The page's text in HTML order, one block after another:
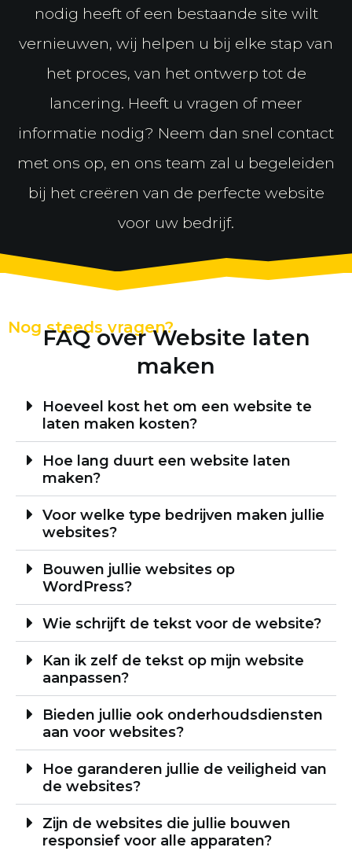
nodig heeft of een bestaande site wilt
vernieuwen, wij helpen u bij elke stap van
het proces, van het ontwerp tot de
lancering. Heeft u vragen of meer
informatie nodig? Neem dan snel contact
met ons op, en ons team zal u begeleiden
bij het creëren van de perfecte website
voor uw bedrijf.
Nog steeds vragen?
FAQ over Website laten
maken
Hoeveel kost het om een website te
laten maken kosten?
Hoe lang duurt een website laten
maken?
Voor welke type bedrijven maken jullie
websites?
Bouwen jullie websites op
WordPress?
Wie schrijft de tekst voor de website?
Kan ik zelf de tekst op mijn website
aanpassen?
Bieden jullie ook onderhoudsdiensten
aan voor websites?
Hoe garanderen jullie de veiligheid van
de websites?
Zijn de websites die jullie bouwen
responsief voor alle apparaten?